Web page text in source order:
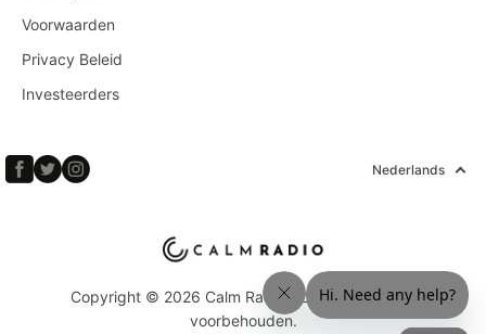
Voorwaarden
Privacy Beleid
Investeerders
Nederlands
Copyright © 2026 Calm Radio Corp. Alle rechten
voorbehouden.